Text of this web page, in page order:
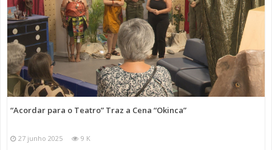
“Acordar para o Teatro” Traz a Cena “Okinca”
27 junho 2025 9 K